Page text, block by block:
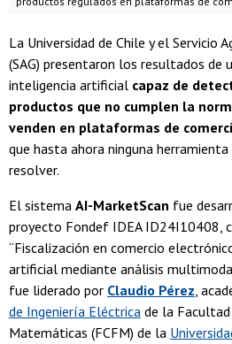
La Universidad de Chile y el Servicio
(SAG) presentaron los resultados de
inteligencia artificial capaz de
productos que no cumplen la
venden en plataformas de
que hasta ahora ninguna
resolver.
El sistema AI-MarketScan fue
proyecto Fondef IDEA ID24I10408,
“Fiscalización en comercio
artificial mediante análisis
fue liderado por Claudio Pérez,
de Ingeniería Eléctrica de la Facultad
Matemáticas (FCFM) de la